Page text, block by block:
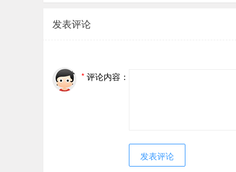
发表评论
* 评论内容：